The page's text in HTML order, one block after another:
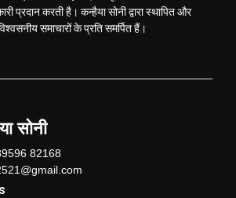
प्रदान करती है। कन्हैया सोनी द्वारा स्थापित और
समाचारों के प्रति समर्पित हैं।
सोनी
82168